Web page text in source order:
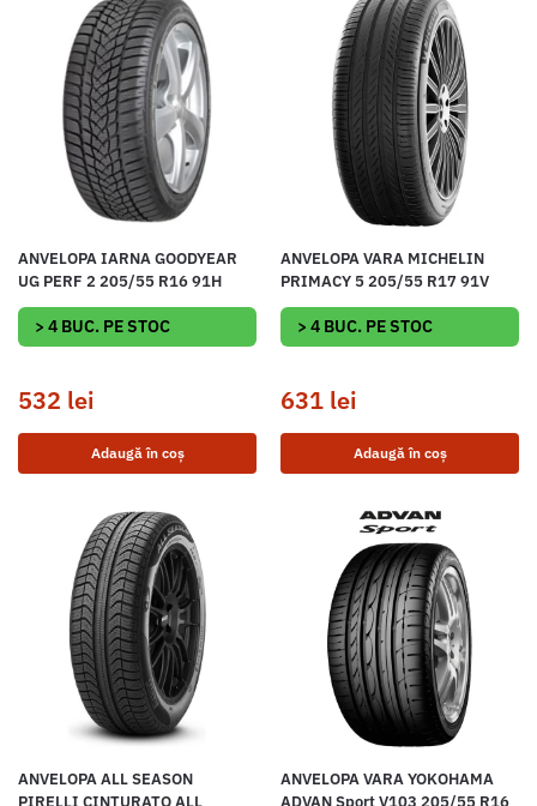
ANVELOPA IARNA GOODYEAR
UG PERF 2 205/55 R16 91H
> 4 BUC. PE STOC
532 lei
Adaugă în coș
ANVELOPA VARA MICHELIN
PRIMACY 5 205/55 R17 91V
> 4 BUC. PE STOC
631 lei
Adaugă în coș
ANVELOPA ALL SEASON
PIRELLI CINTURATO ALL
ANVELOPA VARA YOKOHAMA
ADVAN Sport V103 205/55 R16